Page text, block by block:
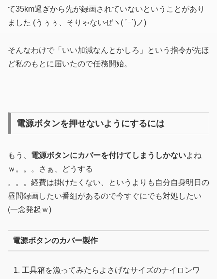
て35km過ぎから先が録画されていないということがあり
ました (うぅぅ、そりゃないぜヽ( ´ｰ`)ノ)
そんなわけで「いい加減なんとかしろ」という指令が先ほ
ど私のもとに届いたので任務開始。
電源ボタンを押せないようにするには
もう、 電源ボタンにカバーを付けてしまうしかないよね
ｗ。。。さぁ、どうする
。。。経費は掛けたくない、というよりも自分自身明日の
昼間録画したい番組があるので今すぐにでも対処したい
(一念発起ｗ)
電源ボタンのカバー製作
工具箱を漁ってみたらよさげなサイズのナイロンワ